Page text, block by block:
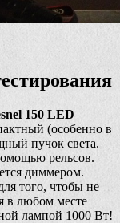
150 LED
(особенно в
пучок света.
рельсов.
диммером.
того, чтобы не
в любом месте
лампой 1000 Вт!